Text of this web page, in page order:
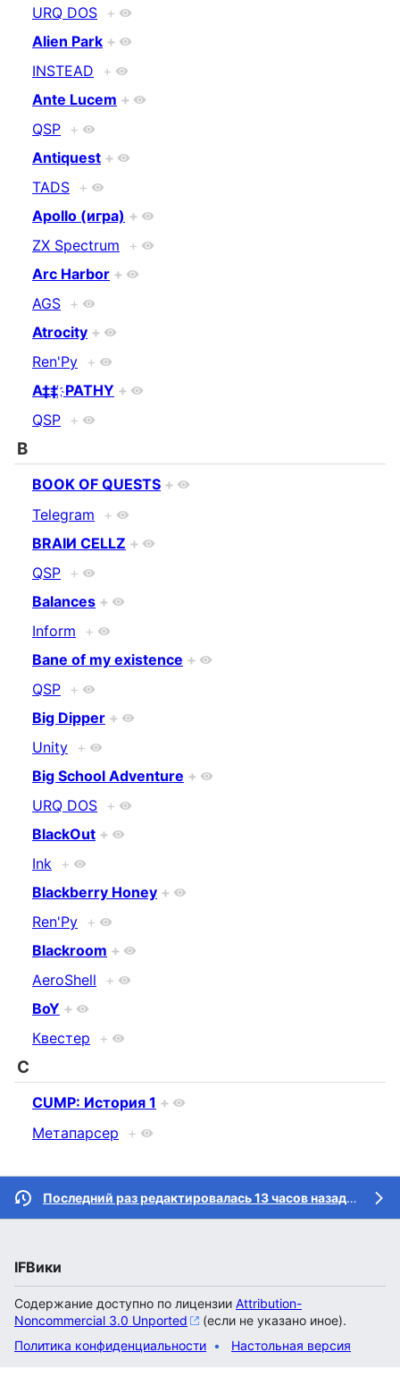
URQ DOS +
Alien Park +
INSTEAD +
Ante Lucem +
QSP +
Antiquest +
TADS +
Apollo (игра) +
ZX Spectrum +
Arc Harbor +
AGS +
Atrocity +
Ren'Py +
A‡‡ ҉ PATHY +
QSP +
B
BOOK OF QUESTS +
Telegram +
BRAIИ CELLZ +
QSP +
Balances +
Inform +
Bane of my existence +
QSP +
Big Dipper +
Unity +
Big School Adventure +
URQ DOS +
BlackOut +
Ink +
Blackberry Honey +
Ren'Py +
Blackroom +
AeroShell +
BoY +
Квестер +
C
CUMP: История 1 +
Метапарсер +
Последний раз редактировалась 13 часов назад
IFВики
Содержание доступно по лицензии Attribution-
Noncommercial 3.0 Unported
(если не указано иное).
Политика конфиденциальности
Настольная версия